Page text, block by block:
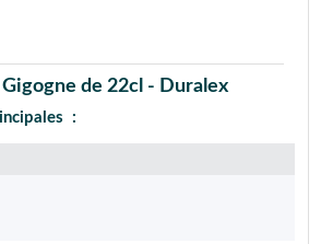
de 22cl - Duralex
: